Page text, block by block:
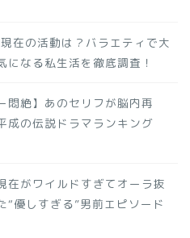
在の活動は？バラエティで大
なる私生活を徹底調査！
悶絶】あのセリフが脳内再
成の伝説ドラマランキング
在がワイルドすぎてオーラ抜
“優しすぎる”男前エピソード